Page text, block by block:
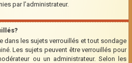
par l’administrateur.
dans les sujets verrouillés et tout sondage
Les sujets peuvent être verrouillés pour
ou un administrateur. Selon les